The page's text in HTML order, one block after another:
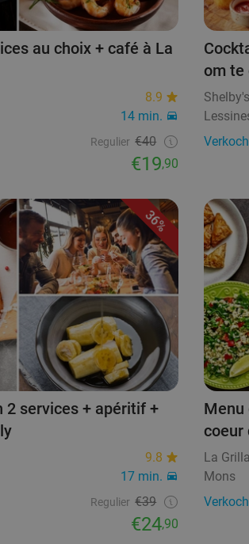
au choix + café à La
8.9
14 min.
Regulier €40
€19,90
om te
36%
2 services + apéritif +
9.8
17 min.
Regulier €39
€24,90
Menu
coeur
La
Mons